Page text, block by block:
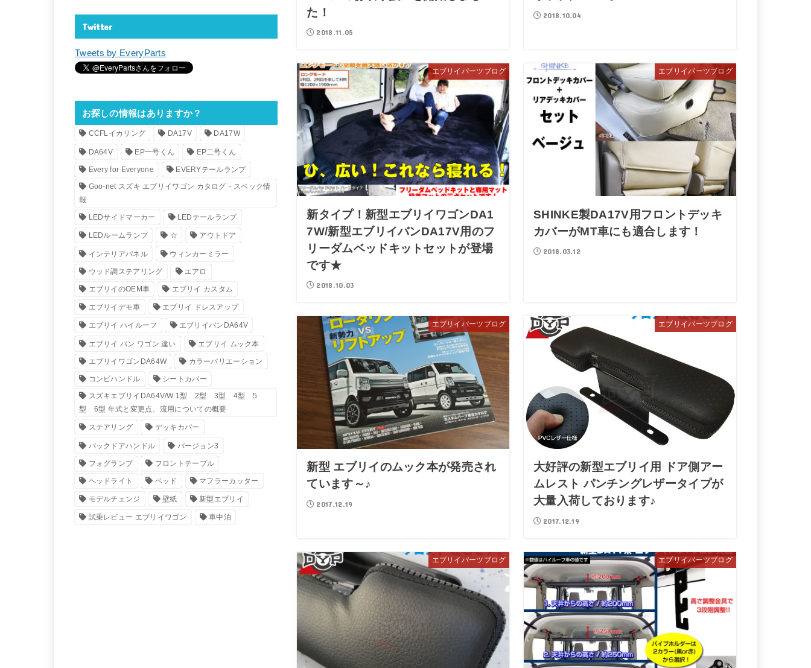
た！
2018.11.05
2018.10.04
エブリイパーツブログ
新タイプ！新型エブリイワゴンDA1
7W/新型エブリイバンDA17V用のフ
リーダムベッドキットセットが登場
です★
2018.10.03
エブリイパーツブログ
SHINKE製DA17V用フロントデッキ
カバーがMT車にも適合します！
2018.03.12
エブリイパーツブログ
新型 エブリイのムック本が発売され
ています～♪
2017.12.19
エブリイパーツブログ
大好評の新型エブリイ用 ドア側アー
ムレスト パンチングレザータイプが
大量入荷しております♪
2017.12.19
エブリイパーツブログ エブリイパーツブログ
Twitter
Tweets by EveryParts
お探しの情報はありますか？
CCFLイカリング DA17V DA17W
DA64V EP一号くん EP二号くん
Every for Everyone
EVERYテールランプ
Goo-net スズキ エブリイワゴン カタログ・スペック情
報
LEDサイドマーカー LEDテールランプ
LEDルームランプ ☆ アウトドア
インテリアパネル ウィンカーミラー
ウッド調ステアリング エアロ
エブリイのOEM車 エブリイ カスタム
エブリイデモ車 エブリイ ドレスアップ
エブリイ ハイルーフ エブリイバンDA64V
エブリイ バン ワゴン 違い エブリイ ムック本
エブリイワゴンDA64W カラーバリエーション
コンビハンドル
シートカバー
スズキエブリイDA64V/W 1型 2型 3型 4型 5
型 6型 年式と変更点、流用についての概要
ステアリング デッキカバー
バックドアハンドル バージョン3
フォグランプ フロントテーブル
ヘッドライト ベッド マフラーカッター
モデルチェンジ 壁紙 新型エブリイ
試乗レビュー エブリイワゴン 車中泊